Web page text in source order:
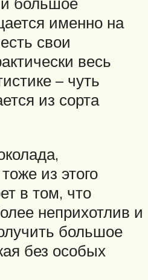
именно на
свои
весь
– чуть
из сорта
из этого
в том, что
неприхотлив и
большое
без особых